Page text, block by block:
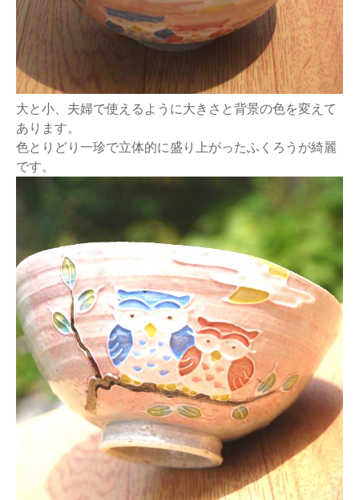
大と小、夫婦で使えるように大きさと背景の色を変えて
あります。
色とりどり一珍で立体的に盛り上がったふくろうが綺麗
です。